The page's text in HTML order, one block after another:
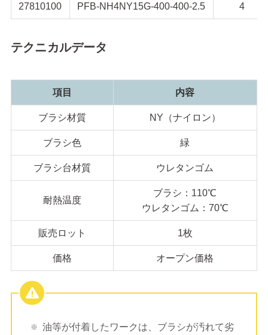
27810100 PFB-NH4NY15G-400-400-2.5 4
テクニカルデータ
項目 内容
ブラシ材質 NY（ナイロン）
ブラシ色 緑
ブラシ台材質 ウレタンゴム
耐熱温度
ブラシ：110℃
ウレタンゴム：70℃
販売ロット 1枚
価格 オープン価格
油等が付着したワークは、ブラシが汚れて劣